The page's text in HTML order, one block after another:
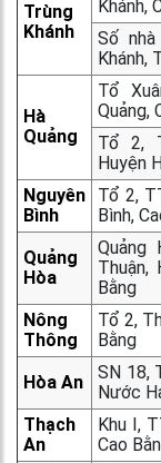
Trùng
Khánh
Khánh,
Số
Khánh,
Hà
Quảng
Tổ
Quảng,
Tổ 2,
Huyện
Nguyên
Bình
Tổ 2,
Bình,
Quảng
Hòa
Quảng
Thuận,
Bằng
Nông
Thông
Tổ 2,
Bằng
Hòa An
SN 18,
Nước
Thạch
An
Khu I,
Cao